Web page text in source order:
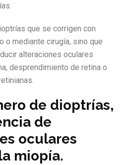
que se corrigen con
o mediante cirugía, sino que
alteraciones oculares
desprendimiento de retina o
de dioptrías,
de
oculares
miopía.